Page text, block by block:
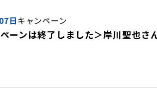
日キャンペーン
ーンは終了しました＞岸川聖也